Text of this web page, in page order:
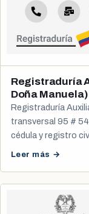
Registraduría
Doña Manuela)
Registraduría
transversal 95 #
cédula y registro
Leer más →